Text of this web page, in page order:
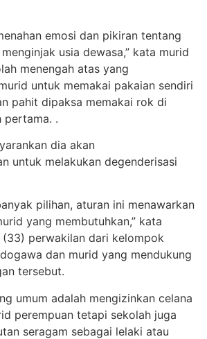
emosi dan pikiran tentang
usia dewasa,” kata murid
menengah atas yang
untuk memakai pakaian sendiri
pahit dipaksa memakai rok di
pertama. .
dia akan
untuk melakukan degenderisasi
pilihan, aturan ini menawarkan
yang membutuhkan,” kata
(33) perwakilan dari kelompok
dan murid yang mendukung
tersebut.
umum adalah mengizinkan celana
perempuan tetapi sekolah juga
seragam sebagai lelaki atau